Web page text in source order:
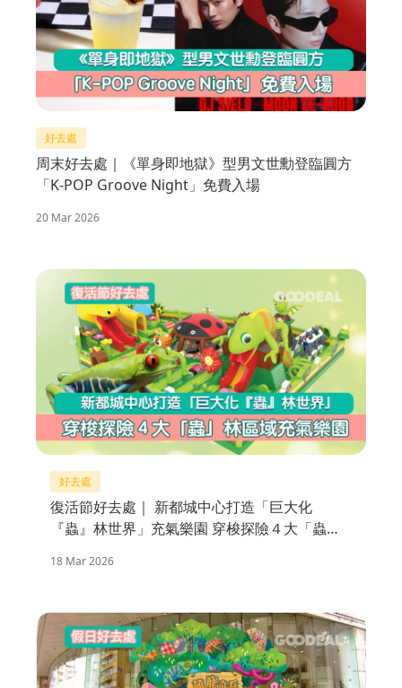
好去處
周末好去處｜《單身即地獄》型男文世勳登臨圓方
「K-POP Groove Night」免費入場
20 Mar 2026
好去處
復活節好去處｜ 新都城中心打造「巨大化
『蟲』林世界」充氣樂園 穿梭探險４大「蟲」
18 Mar 2026